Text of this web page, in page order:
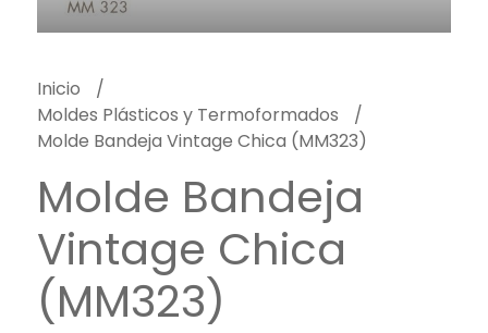
Inicio
Moldes Plásticos y Termoformados
Molde Bandeja Vintage Chica (MM323)
Molde Bandeja
Vintage Chica
(MM323)